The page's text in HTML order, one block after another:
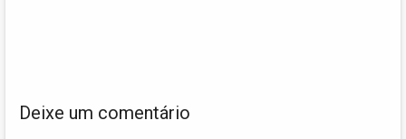
Deixe um comentário